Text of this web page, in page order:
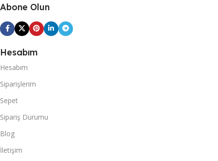
Abone Olun
Hesabım
Hesabım
Siparişlerim
Sepet
Sipariş Durumu
Blog
İletişim